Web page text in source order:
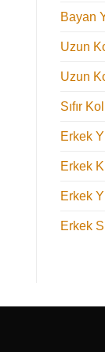
Bayan
Uzun
Uzun
Sıfır
Erkek
Erkek
Erkek
Erkek